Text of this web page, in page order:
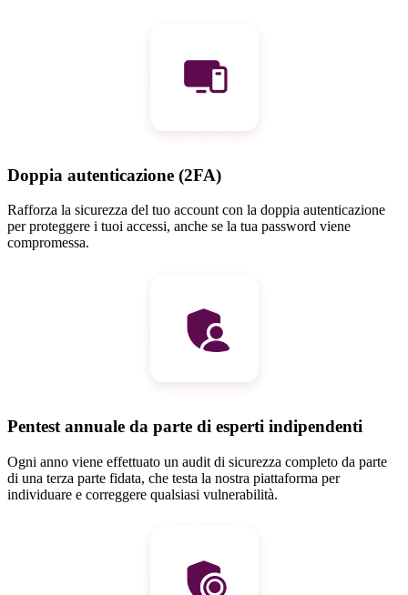
Doppia autenticazione (2FA)
Rafforza la sicurezza del tuo account con la doppia autenticazione
per proteggere i tuoi accessi, anche se la tua password viene
compromessa.
Pentest annuale da parte di esperti indipendenti
Ogni anno viene effettuato un audit di sicurezza completo da parte
di una terza parte fidata, che testa la nostra piattaforma per
individuare e correggere qualsiasi vulnerabilità.